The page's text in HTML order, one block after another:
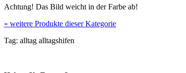
Achtung! Das Bild weicht in der Farbe ab!
» weitere Produkte dieser Kategorie
Tag: alltag alltagshifen